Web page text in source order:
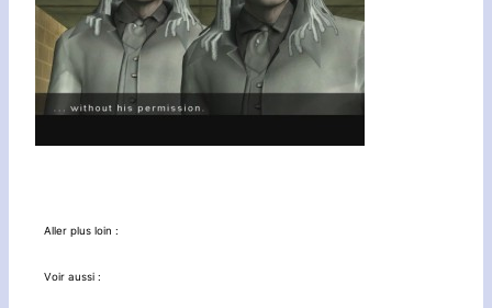
Aller plus loin :
Voir aussi :